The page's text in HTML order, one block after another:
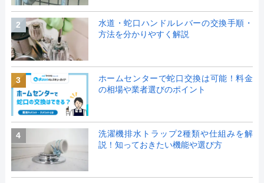
2
水道・蛇口ハンドルレバーの交換手順・
方法を分かりやすく解説
3
ホームセンターで蛇口交換は可能！料金
の相場や業者選びのポイント
4
洗濯機排水トラップ2種類や仕組みを解
説！知っておきたい機能や選び方